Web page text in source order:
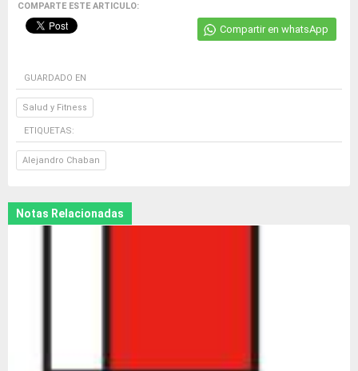
COMPARTE ESTE ARTICULO:
Compartir en whatsApp
GUARDADO EN
Salud y Fitness
ETIQUETAS:
Alejandro Chaban
Notas Relacionadas